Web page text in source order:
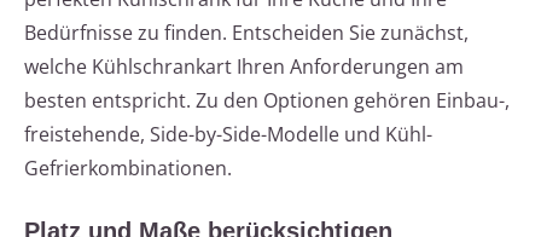
Bedürfnisse zu finden. Entscheiden Sie zunächst,
welche Kühlschrankart Ihren Anforderungen am
besten entspricht. Zu den Optionen gehören Einbau-,
freistehende, Side-by-Side-Modelle und Kühl-
Gefrierkombinationen.
Platz und Maße berücksichtigen